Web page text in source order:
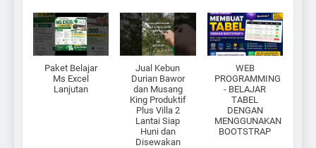
Paket Belajar
Ms Excel
Lanjutan
Jual Kebun
Durian Bawor
dan Musang
King Produktif
Plus Villa 2
Lantai Siap
Huni dan
Disewakan
WEB
PROGRAMMING
- BELAJAR
TABEL
DENGAN
MENGGUNAKAN
BOOTSTRAP